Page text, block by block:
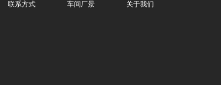
联系方式
车间厂景 关于我们